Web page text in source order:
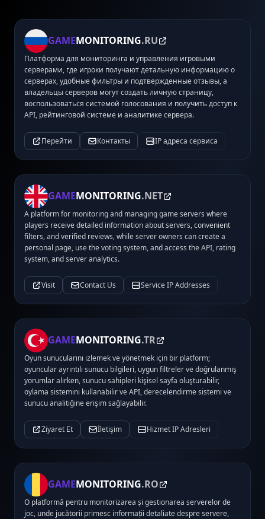
GAMEMONITORING.RU
Платформа для мониторинга и управления игровыми
серверами, где игроки получают детальную информацию о
серверах, удобные фильтры и подтвержденные отзывы, а
владельцы серверов могут создать личную страницу,
воспользоваться системой голосования и получить доступ к
API, рейтинговой системе и аналитике сервера.
Перейти Контакты IP адреса сервиса
GAMEMONITORING.NET
A platform for monitoring and managing game servers where
players receive detailed information about servers, convenient
filters, and verified reviews, while server owners can create a
personal page, use the voting system, and access the API, rating
system, and server analytics.
Visit Contact Us Service IP Addresses
GAMEMONITORING.TR
Oyun sunucularını izlemek ve yönetmek için bir platform;
oyuncular ayrıntılı sunucu bilgileri, uygun filtreler ve doğrulanmış
yorumlar alırken, sunucu sahipleri kişisel sayfa oluşturabilir,
oylama sistemini kullanabilir ve API, derecelendirme sistemi ve
sunucu analitiğine erişim sağlayabilir.
Ziyaret Et İletişim Hizmet IP Adresleri
GAMEMONITORING.RO
O platformă pentru monitorizarea și gestionarea serverelor de
joc, unde jucătorii primesc informații detaliate despre servere,